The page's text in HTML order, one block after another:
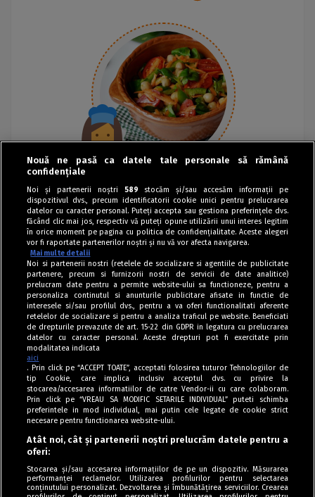
Tag index
Program Antena 1
Politica de cookies
Nouă ne pasă ca datele tale personale să rămână
confidențiale
Noi și partenerii noștri 589 stocăm și/sau accesăm informații pe
dispozitivul dvs., precum identificatorii cookie unici pentru prelucrarea
datelor cu caracter personal. Puteți accepta sau gestiona preferințele dvs.
făcând clic mai jos, respectiv vă puteți opune utilizării unui interes legitim
în orice moment pe pagina cu politica de confidențialitate. Aceste alegeri
vor fi raportate partenerilor noștri și nu vă vor afecta navigarea.
Mai multe detalii
Noi si partenerii nostri (retelele de socializare si agentiile de publicitate
partenere, precum si furnizorii nostri de servicii de date analitice)
prelucram date pentru a permite website-ului sa functioneze, pentru a
personaliza continutul si anunturile publicitare afisate in functie de
interesele si/sau profilul dvs., pentru a va oferi functionalitati aferente
retelelor de socializare si pentru a analiza traficul pe website. Beneficiati
de drepturile prevazute de art. 15-22 din GDPR in legatura cu prelucrarea
datelor cu caracter personal. Aceste drepturi pot fi exercitate prin
modalitatea indicata
aici
. Prin click pe “ACCEPT TOATE”, acceptati folosirea tuturor Tehnologiilor de
tip Cookie, care implica inclusiv acceptul dvs. cu privire la
stocarea/accesarea informatiilor de catre Vendor-ii cu care colaboram.
Prin click pe “VREAU SA MODIFIC SETARILE INDIVIDUAL” puteti schimba
preferintele in mod individual, mai putin cele legate de cookie strict
necesare pentru functionarea website-ului.
Atât noi, cât și partenerii noștri prelucrăm datele pentru a
oferi:
Stocarea și/sau accesarea informațiilor de pe un dispozitiv. Măsurarea
performanței reclamelor. Utilizarea profilurilor pentru selectarea
conținutului personalizat. Dezvoltarea și îmbunătățirea serviciilor. Crearea